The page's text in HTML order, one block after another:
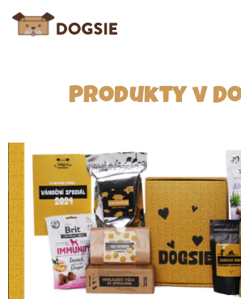
Produkty v